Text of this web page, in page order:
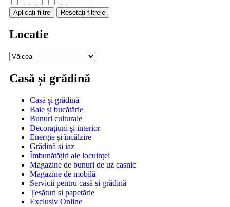
Aplicați filtre Resetați filtrele
Locatie
Casă și grădină
Casă și grădină
Baie și bucătărie
Bunuri culturale
Decorațiuni și interior
Energie și încălzire
Grădină și iaz
Îmbunătățiri ale locuinței
Magazine de bunuri de uz casnic
Magazine de mobilă
Servicii pentru casă și grădină
Țesături și papetărie
Exclusiv Online